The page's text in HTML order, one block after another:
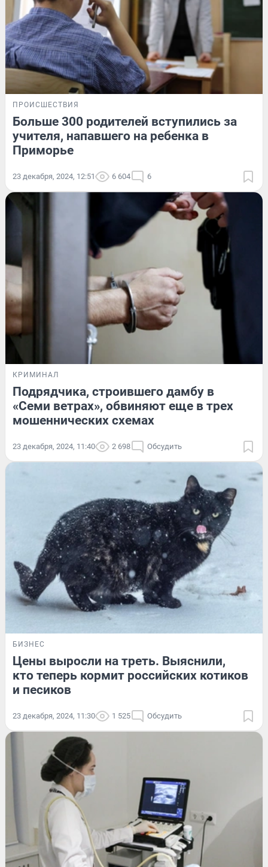
ПРОИСШЕСТВИЯ
Больше 300 родителей вступились за
учителя, напавшего на ребенка в
Приморье
23 декабря, 2024, 12:51 6 604 6
КРИМИНАЛ
Подрядчика, строившего дамбу в
«Семи ветрах», обвиняют еще в трех
мошеннических схемах
23 декабря, 2024, 11:40 2 698 Обсудить
БИЗНЕС
Цены выросли на треть. Выяснили,
кто теперь кормит российских котиков
и песиков
23 декабря, 2024, 11:30 1 525 Обсудить